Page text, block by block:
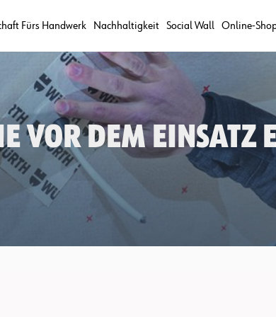
Fürs Handwerk Nachhaltigkeit Social Wall Online-
vor dem Einsatz